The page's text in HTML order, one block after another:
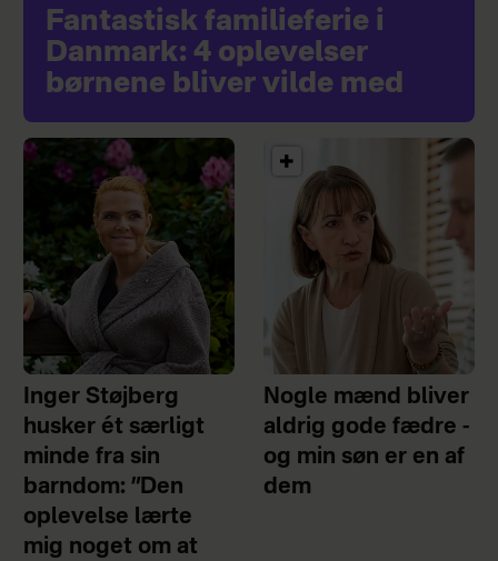
Fantastisk familieferie i
Danmark: 4 oplevelser
børnene bliver vilde med
Inger Støjberg
husker ét særligt
minde fra sin
barndom: ”Den
oplevelse lærte
mig noget om at
Nogle mænd bliver
aldrig gode fædre -
og min søn er en af
dem